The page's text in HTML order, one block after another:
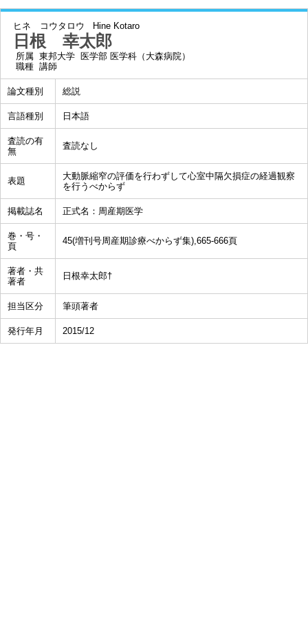
ヒネ コウタロウ Hine Kotaro
日根 幸太郎
所属 東邦大学 医学部 医学科（大森病院）
職種 講師
論文種別 総説
言語種別 日本語
査読の有
無
査読なし
表題
大動脈縮窄の評価を行わずして心室中隔欠損症の経過観察
を行うべからず
掲載誌名 正式名：周産期医学
巻・号・
頁
45(増刊号周産期診療べからず集),665-666頁
著者・共
著者
日根幸太郎†
担当区分 筆頭著者
発行年月 2015/12